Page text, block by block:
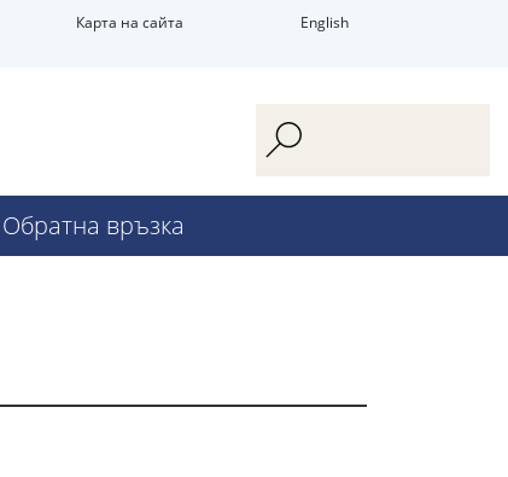
Карта на сайта English
Обратна връзка